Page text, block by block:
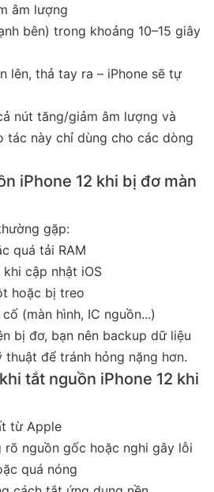
âm lượng
bên) trong khoảng 10–15 giây
lên, thả tay ra – iPhone sẽ tự
nút tăng/giảm âm lượng và
tác này chỉ dùng cho các dòng
iPhone 12 khi bị đơ màn
gặp:
quá tải RAM
cập nhật iOS
hoặc bị treo
(màn hình, IC nguồn...)
bị đơ, bạn nên backup dữ liệu
để tránh hỏng nặng hơn.
tắt nguồn iPhone 12 khi
từ Apple
rõ nguồn gốc hoặc nghi gây lỗi
quá nóng